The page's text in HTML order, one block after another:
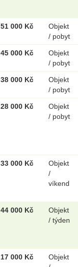
51 000 Kč
Objekt
/ pobyt
45 000 Kč
Objekt
/ pobyt
38 000 Kč
Objekt
/ pobyt
28 000 Kč
Objekt
/ pobyt
33 000 Kč
Objekt
/
víkend
44 000 Kč
Objekt
/ týden
17 000 Kč
Objekt